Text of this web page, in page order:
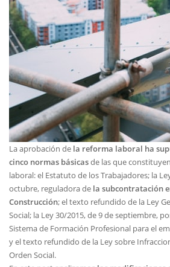
La aprobación de la reforma laboral ha
cinco normas básicasde las que
laboral: el Estatuto de los Trabajadores; la
octubre, reguladora de la subcontratación
Construcción; el texto refundido de la Ley
Social; la Ley 30/2015, de 9 de septiembre,
Sistema de Formación Profesional para el
y el texto refundido de la Ley sobre
Orden Social.